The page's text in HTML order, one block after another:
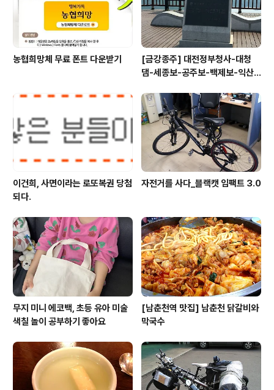
부작용을 줄이기 위해 자격이 있는 의료인만 치료행위를..
농협희망체 무료 폰트 다운받기
[금강종주] 대전정부청사-대청
댐-세종보-공주보-백제보-익산
이건희, 사면이라는 로또복권 당첨
되다.
자전거를 사다_블랙캣 임팩트 3.0
무지 미니 에코백, 초등 유아 미술
색칠 놀이 공부하기 좋아요
[남춘천역 맛집] 남춘천 닭갈비와
막국수